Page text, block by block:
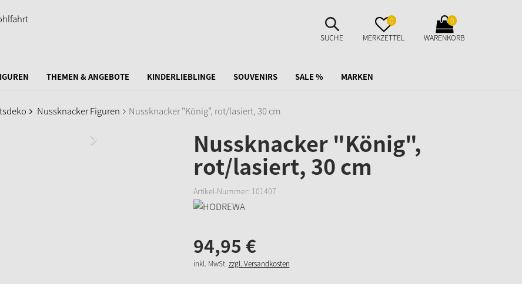
SUCHE
AUFKLAPPEN
SUCHE
MERKZETTEL
AUFKLAPPEN
0
MERKZETTEL
WARENKORB
AUFKLAPPEN
0
WARENKORB
THEMEN & ANGEBOTE KINDERLIEBLINGE SOUVENIRS SALE % MARKEN
Nussknacker Figuren Nussknacker "König", rot/lasiert, 30 cm
Nussknacker "König",
rot/lasiert, 30 cm
Artikel-Nummer: 101407
94,95 €
inkl. MwSt. zzgl. Versandkosten